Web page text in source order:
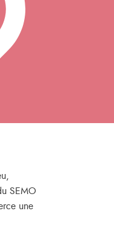
SEMO
une